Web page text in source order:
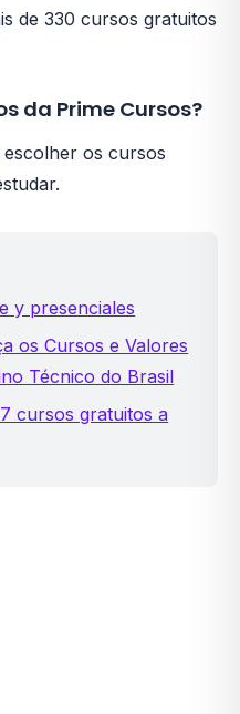
de 330 cursos gratuitos
da Prime Cursos?
os cursos
y presenciales
os Cursos e Valores
Técnico do Brasil
cursos gratuitos a